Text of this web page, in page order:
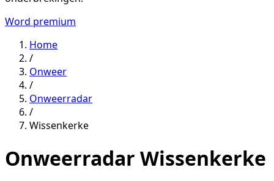
Word premium
Home
/
Onweer
/
Onweerradar
/
Wissenkerke
Onweerradar Wissenkerke